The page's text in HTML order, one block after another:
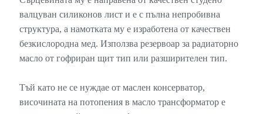
валцуван силиконов лист и е с пълна непробивна
структура, а намотката му е изработена от качествен
безкислородна мед. Използва резервоар за радиаторно
масло от гофриран щит тип или разширителен тип.
Тъй като не се нуждае от маслен консерватор,
височината на потопения в масло трансформатор е